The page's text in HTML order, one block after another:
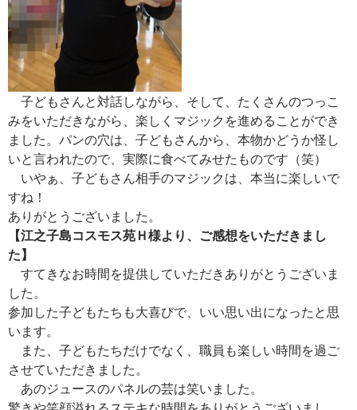
子どもさんと対話しながら、そして、たくさんのつっこ
みをいただきながら、楽しくマジックを進めることができ
ました。パンの穴は、子どもさんから、本物かどうか怪し
いと言われたので、実際に食べてみせたものです（笑）
いやぁ、子どもさん相手のマジックは、本当に楽しいで
すね！
ありがとうございました。
【江之子島コスモス苑Ｈ様より、ご感想をいただきまし
た】
すてきなお時間を提供していただきありがとうございま
した。
参加した子どもたちも大喜びで、いい思い出になったと思
います。
また、子どもたちだけでなく、職員も楽しい時間を過ご
させていただきました。
あのジュースのパネルの芸は笑いました。